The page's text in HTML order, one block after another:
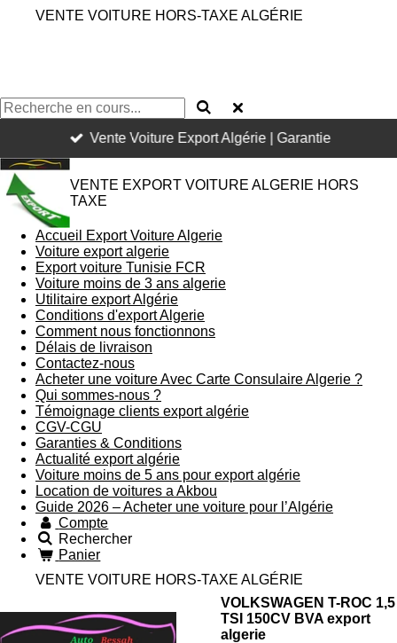
VENTE VOITURE HORS-TAXE ALGÉRIE
Vente Voiture Export Algérie | Garantie
VENTE EXPORT VOITURE ALGERIE HORS
TAXE
Accueil Export Voiture Algerie
Voiture export algerie
Export voiture Tunisie FCR
Voiture moins de 3 ans algerie
Utilitaire export Algérie
Conditions d'export Algerie
Comment nous fonctionnons
Délais de livraison
Contactez-nous
Acheter une voiture Avec Carte Consulaire Algerie ?
Qui sommes-nous ?
Témoignage clients export algérie
CGV-CGU
Garanties & Conditions
Actualité export algérie
Voiture moins de 5 ans pour export algérie
Location de voitures a Akbou
Guide 2026 – Acheter une voiture pour l’Algérie
Compte
Rechercher
Panier
VENTE VOITURE HORS-TAXE ALGÉRIE
VOLKSWAGEN T-ROC 1,5
TSI 150CV BVA export
algerie